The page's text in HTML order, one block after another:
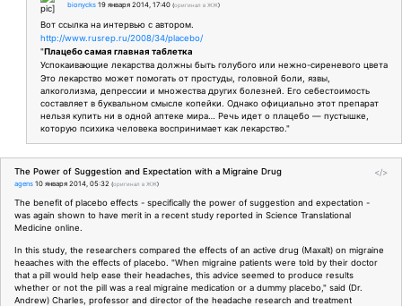
bionycks 19 января 2014, 17:40 (оригинал в ЖЖ)
Вот ссылка на интервью с автором.
http://www.rusrep.ru/2008/34/placebo/
"Плацебо самая главная таблетка
Успокаивающие лекарства должны быть голубого или нежно-сиреневого цвета
Это лекарство может помогать от простуды, головной боли, язвы,
алкоголизма, депрессии и множества других болезней. Его себестоимость
составляет в буквальном смысле копейки. Однако официально этот препарат
нельзя купить ни в одной аптеке мира… Речь идет о плацебо — пустышке,
которую психика человека воспринимает как лекарство."
</>
The Power of Suggestion and Expectation with a Migraine Drug
agens 10 января 2014, 05:32 (оригинал в ЖЖ)
The benefit of placebo effects - specifically the power of suggestion and expectation -
was again shown to have merit in a recent study reported in Science Translational
Medicine online.
In this study, the researchers compared the effects of an active drug (Maxalt) on migraine
heaaches with the effects of placebo. "When migraine patients were told by their doctor
that a pill would help ease their headaches, this advice seemed to produce results
whether or not the pill was a real migraine medication or a dummy placebo," said (Dr.
Andrew) Charles, professor and director of the headache research and treatment